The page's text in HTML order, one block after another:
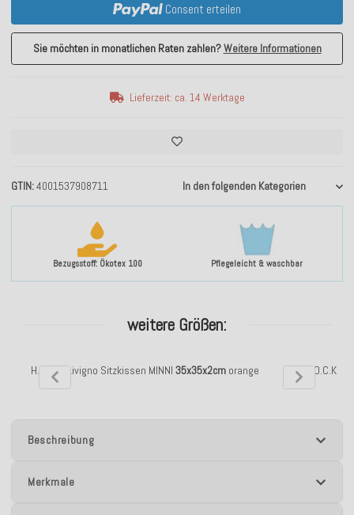
Bezugsstoff: Ökotex 100 Pflegeleicht & waschbar
GTIN 4001537908711 In den folgenden Kategorien
Consent erteilen
Sie möchten in monatlichen Raten zahlen?Weitere Informationen
Lieferzeit: ca. 14 Werktage
weitere Größen:
H.O.C.K. Livigno Sitzkissen MINNI 35x35x2cm orange H.O.C.K.
Beschreibung
Merkmale